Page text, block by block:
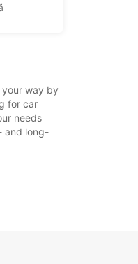
your way by
for car
needs
and long-